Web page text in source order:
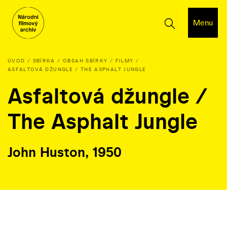
Menu
ÚVOD SBÍRKA OBSAH SBÍRKY
FILMY
ASFALTOVÁ DŽUNGLE / THE ASPHALT JUNGLE
Asfaltová džungle /
The Asphalt Jungle
John Huston, 1950